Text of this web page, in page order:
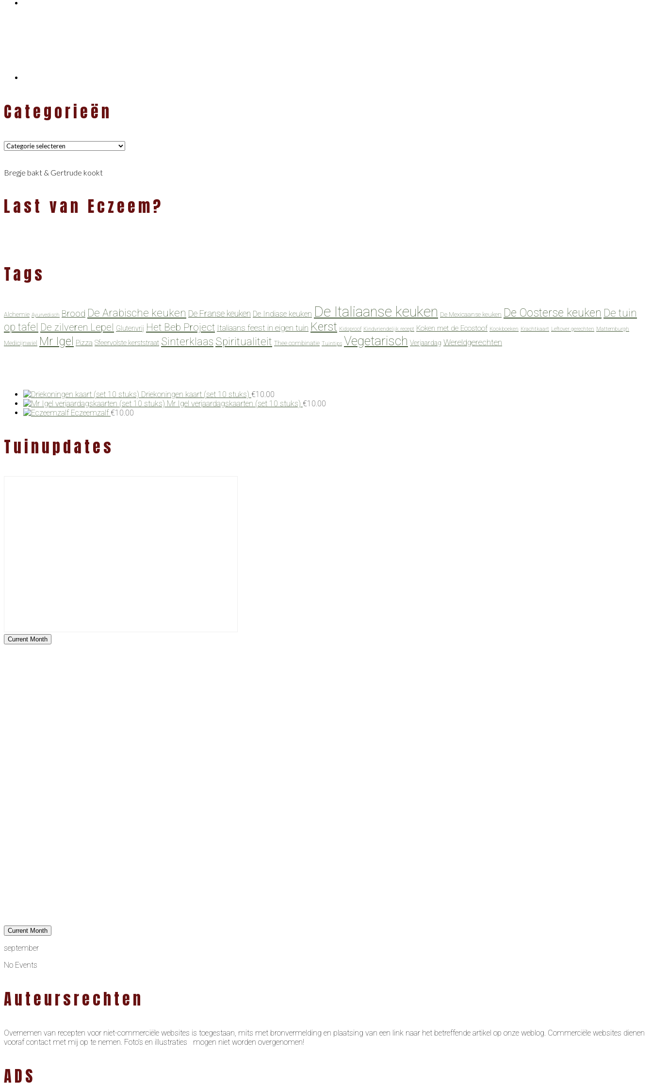
Categorieën
Categorieën
Bregje bakt & Gertrude kookt
Last van Eczeem?
Tags
Alchemie Ayurvedisch Brood De Arabische keuken De Franse keuken De Indiase keuken De Italiaanse keuken De Mexicaanse keuken De Oosterse keuken De tuin
op tafel De zilveren Lepel Glutenvrij Het Beb Project Italiaans feest in eigen tuin Kerst Kidsproof Kindvriendelijk recept Koken met de Ecostoof Kookboeken Krachtkaart Leftover gerechten Mattemburgh
Medicijnwiel Mr Igel Pizza Sfeervolste kerststraat Sinterklaas Spiritualiteit Thee combinatie Tuintips Vegetarisch Verjaardag Wereldgerechten
Driekoningen kaart (set 10 stuks) €10.00
Mr Igel verjaardagskaarten (set 10 stuks) €10.00
Eczeemzalf €10.00
Tuinupdates
Current Month
Current Month
september
No Events
Auteursrechten
Overnemen van recepten voor niet-commerciële websites is toegestaan, mits met bronvermelding en plaatsing van een link naar het betreffende artikel op onze weblog. Commerciële websites dienen
vooraf contact met mij op te nemen. Foto’s en illustraties mogen niet worden overgenomen!
ADS